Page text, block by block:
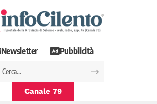
Newsletter Pubblicità
Canale 79